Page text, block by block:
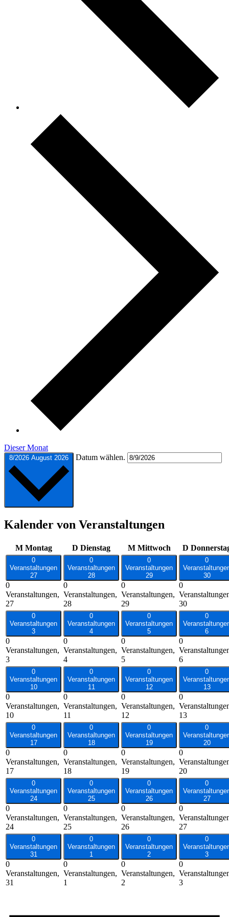
Dieser Monat
8/2026 August 2026 Datum wählen.
Kalender von Veranstaltungen
M Montag D Dienstag M Mittwoch D
0
Veranstaltungen
27
0
Veranstaltungen,
27
0
Veranstaltungen
28
0
Veranstaltungen,
28
0
Veranstaltungen
29
0
Veranstaltungen,
29
0
30
0
30
0
Veranstaltungen
3
0
Veranstaltungen,
3
0
Veranstaltungen
4
0
Veranstaltungen,
4
0
Veranstaltungen
5
0
Veranstaltungen,
5
0
6
0
6
0
Veranstaltungen
10
0
Veranstaltungen,
10
0
Veranstaltungen
11
0
Veranstaltungen,
11
0
Veranstaltungen
12
0
Veranstaltungen,
12
0
13
0
13
0
Veranstaltungen
17
0
Veranstaltungen,
17
0
Veranstaltungen
18
0
Veranstaltungen,
18
0
Veranstaltungen
19
0
Veranstaltungen,
19
0
20
0
20
0
Veranstaltungen
24
0
Veranstaltungen,
24
0
Veranstaltungen
25
0
Veranstaltungen,
25
0
Veranstaltungen
26
0
Veranstaltungen,
26
0
27
0
27
0
Veranstaltungen
31
0
Veranstaltungen,
31
0
Veranstaltungen
1
0
Veranstaltungen,
1
0
Veranstaltungen
2
0
Veranstaltungen,
2
0
3
0
3